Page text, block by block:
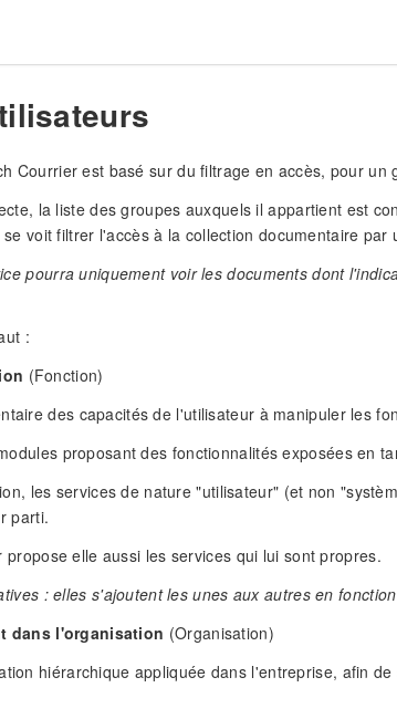
Courrier est basé sur du filtrage en accès, pour un
la liste des groupes auxquels il appartient est
voit filtrer l'accès à la collection documentaire par
pourra uniquement voir les documents dont
:
(Fonction)
des capacités de l'utilisateur à manipuler les
proposant des fonctionnalités exposées en
les services de nature "utilisateur" (et non
parti.
elle aussi les services qui lui sont propres.
: elles s'ajoutent les unes aux autres en
dans l'organisation (Organisation)
hiérarchique appliquée dans l'entreprise, afin